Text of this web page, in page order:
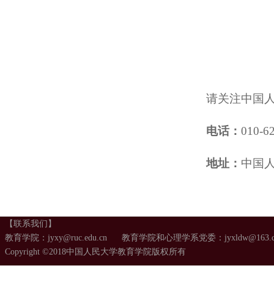
请关注中国
电话：010-
地址： 中国
【联系我们】
教育学院：jyxy@ruc.edu.cn 教育学院和心理学系党委：
Copyright ©2018中国人民大学教育学院版权所有